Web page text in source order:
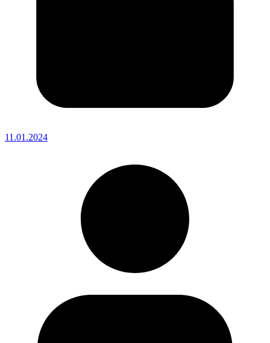
11.01.2024